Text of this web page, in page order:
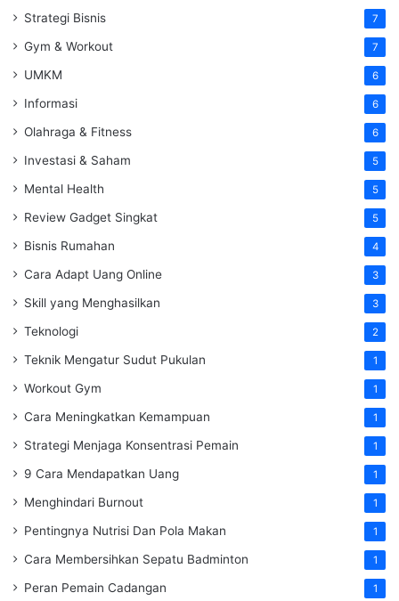
Strategi Bisnis 7
Gym & Workout 7
UMKM 6
Informasi 6
Olahraga & Fitness 6
Investasi & Saham 5
Mental Health 5
Review Gadget Singkat 5
Bisnis Rumahan 4
Cara Adapt Uang Online 3
Skill yang Menghasilkan 3
Teknologi 2
Teknik Mengatur Sudut Pukulan 1
Workout Gym 1
Cara Meningkatkan Kemampuan 1
Strategi Menjaga Konsentrasi Pemain 1
9 Cara Mendapatkan Uang 1
Menghindari Burnout 1
Pentingnya Nutrisi Dan Pola Makan 1
Cara Membersihkan Sepatu Badminton 1
Peran Pemain Cadangan 1